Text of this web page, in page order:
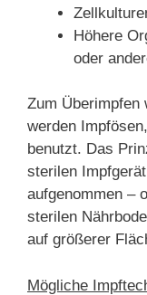
Höhere
oder
Zum Überimpfen
werden
benutzt. Das
sterilen
aufgenommen –
sterilen
auf größerer
Mögliche